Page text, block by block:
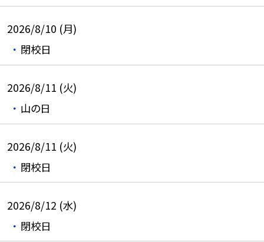
2026/8/10 (月)
閉校日
2026/8/11 (火)
山の日
2026/8/11 (火)
閉校日
2026/8/12 (水)
閉校日